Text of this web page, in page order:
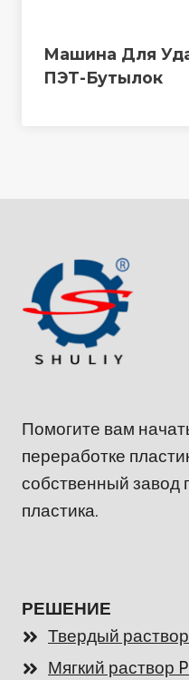
Машина Для
ПЭТ-Бутылок
Помогите вам
переработке
собственный завод
пластика.
РЕШЕНИЕ
Твердый раствор
Мягкий раствор